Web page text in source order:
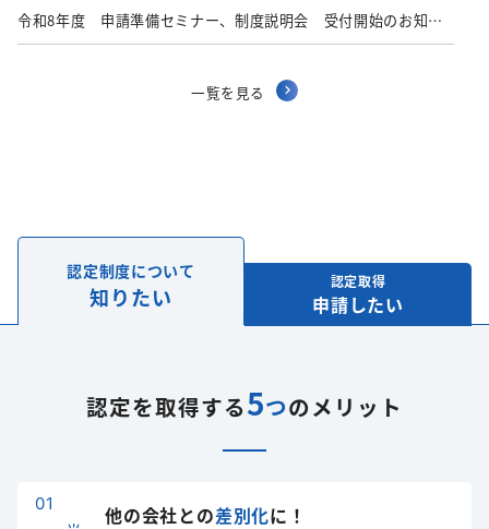
令和8年度 申請準備セミナー、制度説明会 受付開始のお知ら
せ
一覧を見る
認定制度について
知りたい
認定取得
申請したい
認定を取得する5つのメリット
他の会社との差別化に！